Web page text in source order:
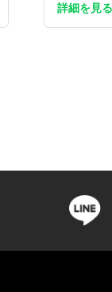
詳細を見る